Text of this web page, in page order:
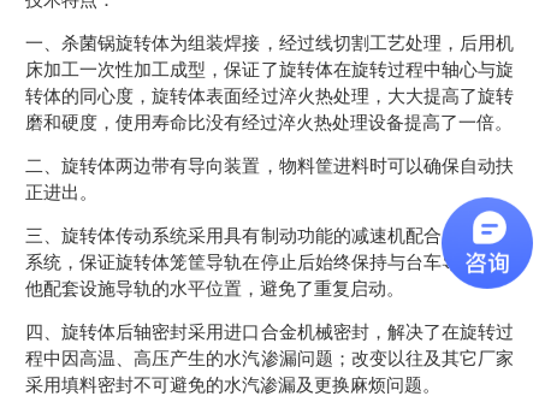
一、杀菌锅旋转体为组装焊接，经过线切割工艺处理，后用机
床加工一次性加工成型，保证了旋转体在旋转过程中轴心与旋
转体的同心度，旋转体表面经过淬火热处理，大大提高了旋转
磨和硬度，使用寿命比没有经过淬火热处理设备提高了一倍。
二、旋转体两边带有导向装置，物料筐进料时可以确保自动扶
正进出。
三、旋转体传动系统采用具有制动功能的减速机配合自动定位
系统，保证旋转体笼筐导轨在停止后始终保持与台车导轨及其
他配套设施导轨的水平位置，避免了重复启动。
四、旋转体后轴密封采用进口合金机械密封，解决了在旋转过
程中因高温、高压产生的水汽渗漏问题；改变以往及其它厂家
采用填料密封不可避免的水汽渗漏及更换麻烦问题。